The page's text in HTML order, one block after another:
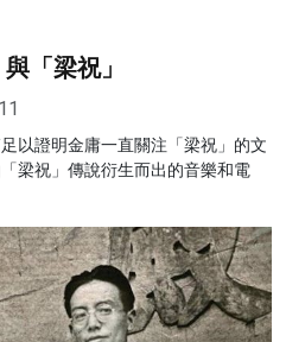
「梁祝」
以證明金庸一直關注「梁祝」的文
梁祝」傳說衍生而出的音樂和電